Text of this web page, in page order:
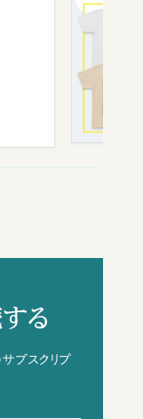
る
ブスクリプ